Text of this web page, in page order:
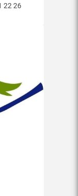
22 26